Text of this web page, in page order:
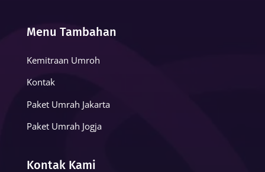
Menu Tambahan
Kemitraan Umroh
Kontak
Paket Umrah Jakarta
Paket Umrah Jogja
Kontak Kami